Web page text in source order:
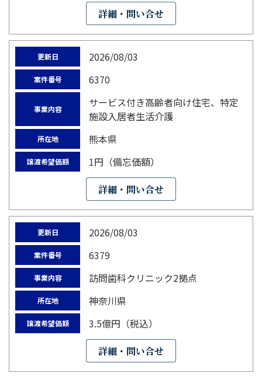
詳細・問い合せ
更新日 2026/08/03
案件番号 6370
事業内容
サービス付き高齢者向け住宅、特定
施設入居者生活介護
所在地 熊本県
譲渡希望価額 1円（備忘価額）
詳細・問い合せ
更新日 2026/08/03
案件番号 6379
事業内容 訪問歯科クリニック2拠点
所在地 神奈川県
譲渡希望価額 3.5億円（税込）
詳細・問い合せ